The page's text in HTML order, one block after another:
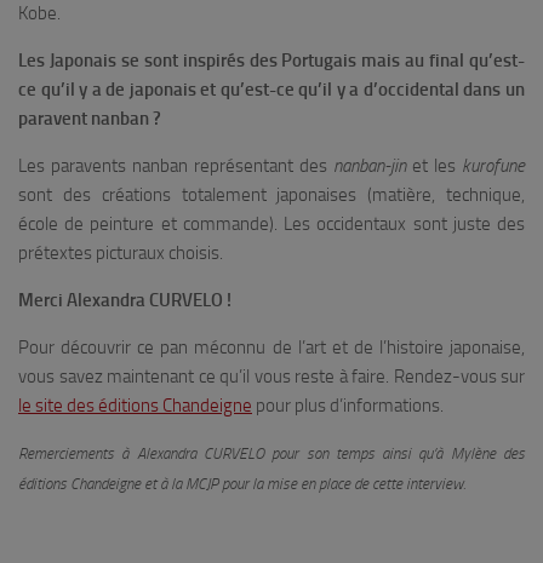
Kobe.
Les Japonais se sont inspirés des Portugais mais au final qu’est-
ce qu’il y a de japonais et qu’est-ce qu’il y a d’occidental dans un
paravent nanban ?
Les paravents nanban représentant des nanban-jinet les kurofune
sont des créations totalement japonaises (matière, technique,
école de peinture et commande). Les occidentaux sont juste des
prétextes picturaux choisis.
Merci Alexandra CURVELO !
Pour découvrir ce pan méconnu de l’art et de l’histoire japonaise,
vous savez maintenant ce qu’il vous reste à faire. Rendez-vous sur
le site des éditions Chandeigne pour plus d’informations.
Remerciements à Alexandra CURVELO pour son temps ainsi qu’à Mylène des
éditions Chandeigne et à la MCJP pour la mise en place de cette interview.